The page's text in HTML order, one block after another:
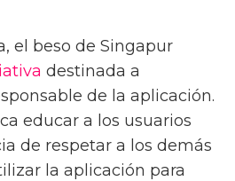
el beso de Singapur
destinada a
de la aplicación.
educar a los usuarios
de respetar a los demás
la aplicación para